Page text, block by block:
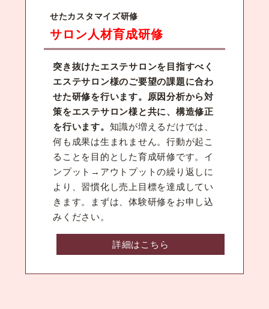
せたカスタマイズ研修
サロン人材育成研修
突き抜けたエステサロンを目指すべく
エステサロン様のご要望の課題に合わ
せた研修を行います。原因分析から対
策をエステサロン様と共に、構造修正
を行います。 知識が増えるだけでは、
何も成果は生まれません。行動が起こ
ることを目的とした育成研修です。イ
ンプット→アウトプットの繰り返しに
より、習慣化し売上目標を達成してい
きます。まずは、体験研修をお申し込
みください。
詳細はこちら